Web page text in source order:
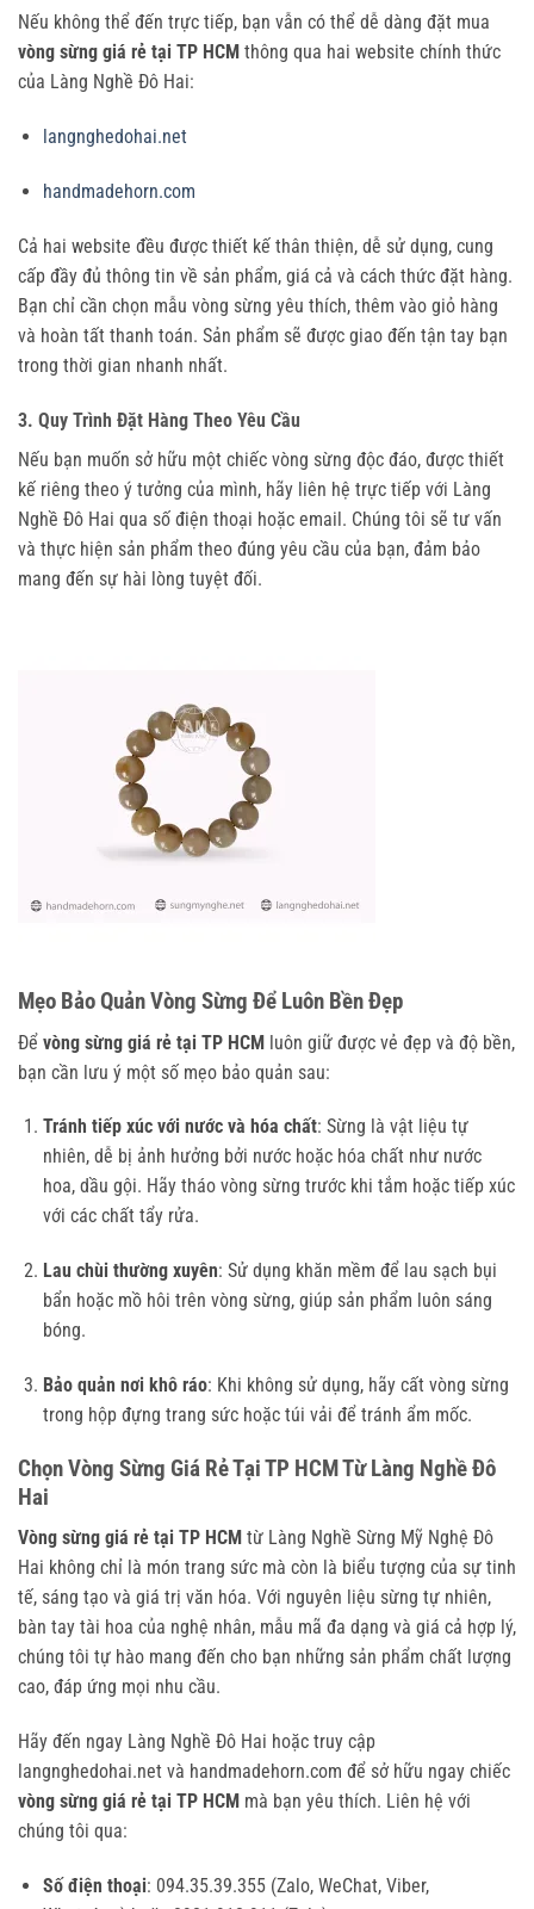
Nếu không thể đến trực tiếp, bạn vẫn có thể dễ dàng đặt mua
vòng sừng giá rẻ tại TP HCM thông qua hai website chính thức
của Làng Nghề Đô Hai:
langnghedohai.net
handmadehorn.com
Cả hai website đều được thiết kế thân thiện, dễ sử dụng, cung
cấp đầy đủ thông tin về sản phẩm, giá cả và cách thức đặt hàng.
Bạn chỉ cần chọn mẫu vòng sừng yêu thích, thêm vào giỏ hàng
và hoàn tất thanh toán. Sản phẩm sẽ được giao đến tận tay bạn
trong thời gian nhanh nhất.
3. Quy Trình Đặt Hàng Theo Yêu Cầu
Nếu bạn muốn sở hữu một chiếc vòng sừng độc đáo, được thiết
kế riêng theo ý tưởng của mình, hãy liên hệ trực tiếp với Làng
Nghề Đô Hai qua số điện thoại hoặc email. Chúng tôi sẽ tư vấn
và thực hiện sản phẩm theo đúng yêu cầu của bạn, đảm bảo
mang đến sự hài lòng tuyệt đối.
Mẹo Bảo Quản Vòng Sừng Để Luôn Bền Đẹp
Để vòng sừng giá rẻ tại TP HCM luôn giữ được vẻ đẹp và độ bền,
bạn cần lưu ý một số mẹo bảo quản sau:
Tránh tiếp xúc với nước và hóa chất: Sừng là vật liệu tự
nhiên, dễ bị ảnh hưởng bởi nước hoặc hóa chất như nước
hoa, dầu gội. Hãy tháo vòng sừng trước khi tắm hoặc tiếp xúc
với các chất tẩy rửa.
Lau chùi thường xuyên: Sử dụng khăn mềm để lau sạch bụi
bẩn hoặc mồ hôi trên vòng sừng, giúp sản phẩm luôn sáng
bóng.
Bảo quản nơi khô ráo: Khi không sử dụng, hãy cất vòng sừng
trong hộp đựng trang sức hoặc túi vải để tránh ẩm mốc.
Chọn Vòng Sừng Giá Rẻ Tại TP HCM Từ Làng Nghề Đô
Hai
Vòng sừng giá rẻ tại TP HCM từ Làng Nghề Sừng Mỹ Nghệ Đô
Hai không chỉ là món trang sức mà còn là biểu tượng của sự tinh
tế, sáng tạo và giá trị văn hóa. Với nguyên liệu sừng tự nhiên,
bàn tay tài hoa của nghệ nhân, mẫu mã đa dạng và giá cả hợp lý,
chúng tôi tự hào mang đến cho bạn những sản phẩm chất lượng
cao, đáp ứng mọi nhu cầu.
Hãy đến ngay Làng Nghề Đô Hai hoặc truy cập
langnghedohai.net và handmadehorn.com để sở hữu ngay chiếc
vòng sừng giá rẻ tại TP HCM mà bạn yêu thích. Liên hệ với
chúng tôi qua:
Số điện thoại: 094.35.39.355 (Zalo, WeChat, Viber,